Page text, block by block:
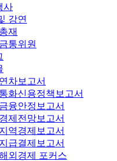
사
강연
총재
금통위원
연차보고서
통화신용정책보고서
금융안정보고서
경제전망보고서
지역경제보고서
지급결제보고서
외경제 포커스